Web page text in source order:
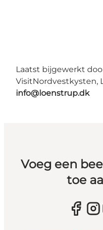
Laatst bijgewerkt
VisitNordvestkysten,
info@loenstrup.dk
Voeg een
toe